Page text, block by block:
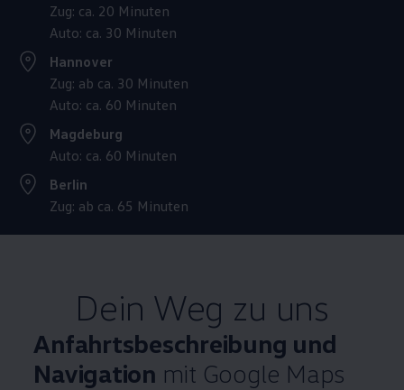
Zug: ca. 20 Minuten
Auto: ca. 30 Minuten
Hannover
Zug: ab ca. 30 Minuten
Auto: ca. 60 Minuten
Magdeburg
Auto: ca. 60 Minuten
Berlin
Zug: ab ca. 65 Minuten
Dein Weg zu uns
Anfahrtsbeschreibung und
Navigation mit Google Maps